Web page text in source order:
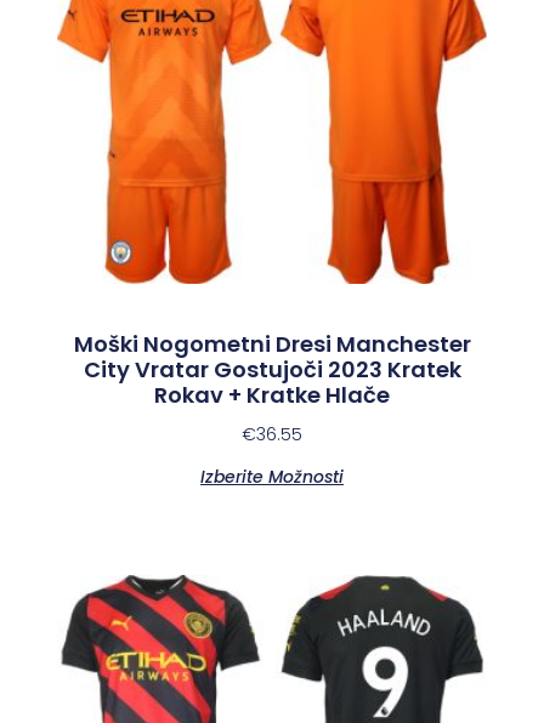
Moški Nogometni Dresi Manchester
City Vratar Gostujoči 2023 Kratek
Rokav + Kratke Hlače
€36.55
Izberite Možnosti